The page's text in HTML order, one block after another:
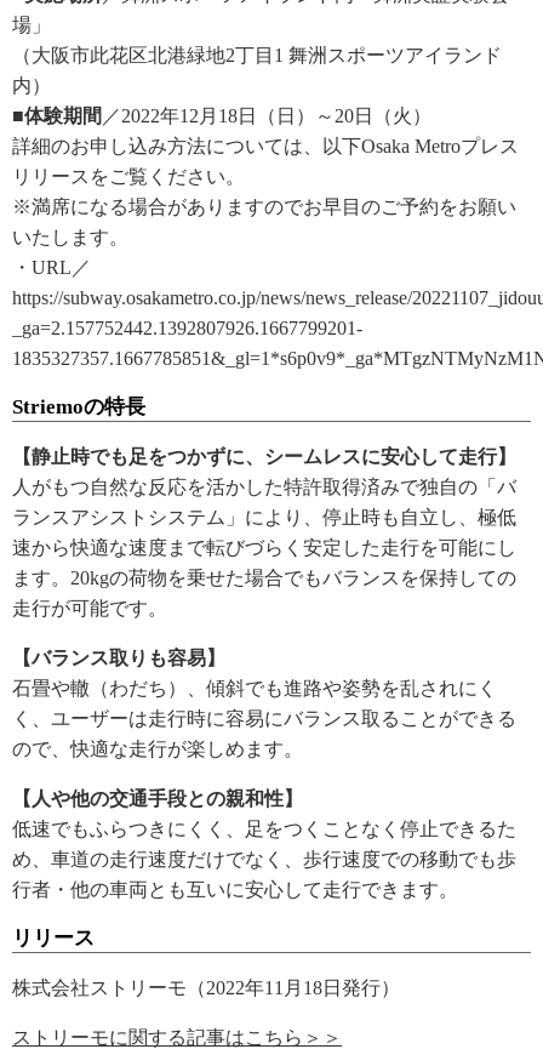
場」
（大阪市此花区北港緑地2丁目1 舞洲スポーツアイランド
内）
■体験期間 ／2022年12月18日（日）～20日（火）
詳細のお申し込み方法については、以下Osaka Metroプレス
リリースをご覧ください。
※満席になる場合がありますのでお早目のご予約をお願い
いたします。
・URL／
https://subway.osakametro.co.jp/news/news_release/
_ga=2.157752442.1392807926.1667799201-
Striemoの特長
【静止時でも足をつかずに、シームレスに安心して走行】
人がもつ自然な反応を活かした特許取得済みで独自の「バ
ランスアシストシステム」により、停止時も自立し、極低
速から快適な速度まで転びづらく安定した走行を可能にし
ます。20kgの荷物を乗せた場合でもバランスを保持しての
走行が可能です。
【バランス取りも容易】
石畳や轍（わだち）、傾斜でも進路や姿勢を乱されにく
く、ユーザーは走行時に容易にバランス取ることができる
ので、快適な走行が楽しめます。
【人や他の交通手段との親和性】
低速でもふらつきにくく、足をつくことなく停止できるた
め、車道の走行速度だけでなく、歩行速度での移動でも歩
行者・他の車両とも互いに安心して走行できます。
リリース
株式会社ストリーモ（2022年11月18日発行）
ストリーモに関する記事はこちら＞＞